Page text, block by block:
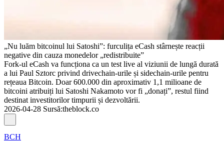
„Nu luăm bitcoinul lui Satoshi”: furculița eCash stârnește reacții
negative din cauza monedelor „redistribuite”
Fork-ul eCash va funcționa ca un test live al viziunii de lungă durată
a lui Paul Sztorc privind drivechain-urile și sidechain-urile pentru
rețeaua Bitcoin. Doar 600.000 din aproximativ 1,1 milioane de
bitcoini atribuiți lui Satoshi Nakamoto vor fi „donați”, restul fiind
destinat investitorilor timpurii și dezvoltării.
2026-04-28 Sursă:theblock.co
BCH